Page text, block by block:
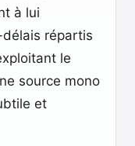
à lui
répartis
le
source mono
et